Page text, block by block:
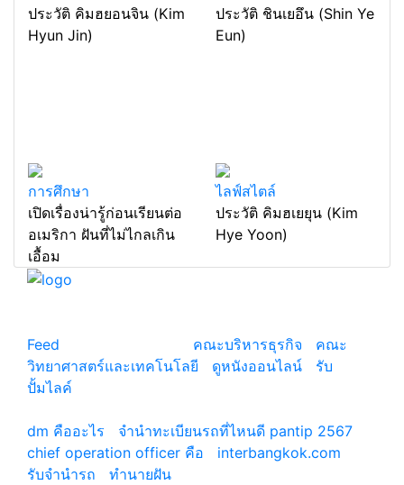
ประวัติ คิมฮยอนจิน (Kim
Hyun Jin)
ประวัติ ชินเยอึน (Shin Ye
Eun)
การศึกษา
เปิดเรื่องน่ารู้ก่อนเรียนต่อ
อเมริกา ฝันที่ไม่ไกลเกิน
เอื้อม
ไลฟ์สไตล์
ประวัติ คิมฮเยยุน (Kim
Hye Yoon)
Feed
คณะบริหารธุรกิจ
คณะ
วิทยาศาสตร์และเทคโนโลยี
ดูหนังออนไลน์
รับ
ปั้มไลค์
dm คืออะไร
จํานําทะเบียนรถที่ไหนดี pantip 2567
chief operation officer คือ
interbangkok.com
รับจํานํารถ
ทํานายฝัน